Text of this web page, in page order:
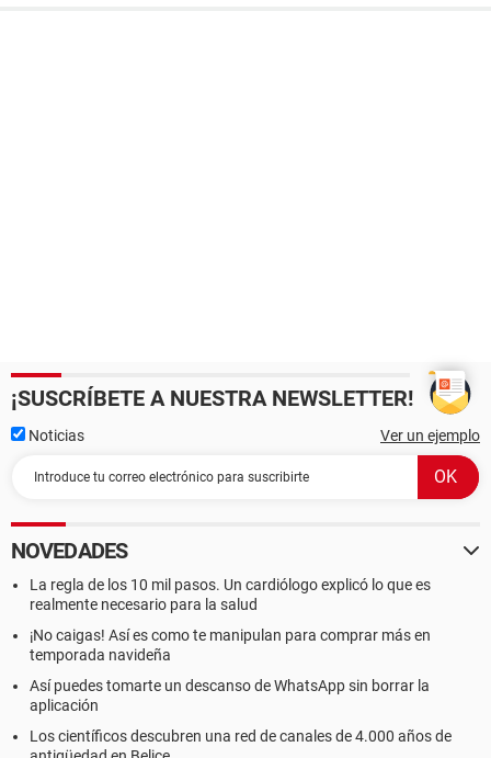
¡SUSCRÍBETE A NUESTRA NEWSLETTER!
Noticias Ver un ejemplo
NOVEDADES
La regla de los 10 mil pasos. Un cardiólogo explicó lo que es
realmente necesario para la salud
¡No caigas! Así es como te manipulan para comprar más en
temporada navideña
Así puedes tomarte un descanso de WhatsApp sin borrar la
aplicación
Los científicos descubren una red de canales de 4.000 años de